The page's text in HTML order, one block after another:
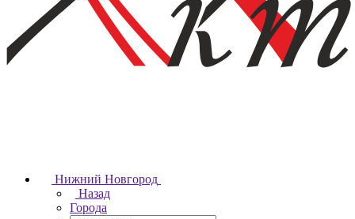
Нижний Новгород
Назад
Города